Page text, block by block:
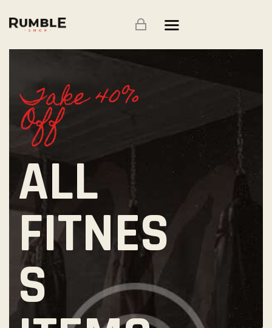
ÚVOD
ARARAT GYM
FITKO
O MNĚ
PŘÍSPĚVKY
Take 40%
Off
ALL
FITNES
S